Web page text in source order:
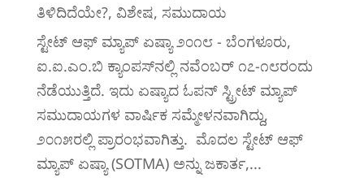
ತಿಳಿದಿದೆಯೇ?, ವಿಶೇಷ, ಸಮುದಾಯ
‍ಸ್ಟೇಟ್ ಆಫ್ ಮ್ಯಾಪ್ ಏಷ್ಯಾ ೨೦೧೮ - ಬೆಂಗಳೂರು,
ಐ.‌ಐ.ಎಂ.ಬಿ ಕ್ಯಾಂಪಸ್‌ನಲ್ಲಿ ನವೆಂಬರ್ ೧೭-೧೮ರಂದು
ನೆಡೆಯುತ್ತಿದೆ. ಇದು ಏಷ್ಯಾದ ಓಪನ್ ಸ್ಟ್ರೀಟ್ ಮ್ಯಾಪ್
ಸಮುದಾಯಗಳ ವಾರ್ಷಿಕ ಸಮ್ಮೇಳನವಾಗಿದ್ದು,
೨೦೧೫ರಲ್ಲಿ ಪ್ರಾರಂಭವಾಗಿತ್ತು. ‍ ಮೊದಲ ಸ್ಟೇಟ್ ಆಫ್
ಮ್ಯಾಪ್ ಏಷ್ಯಾ (SOTMA) ಅನ್ನು ಜಕಾರ್ತ,...